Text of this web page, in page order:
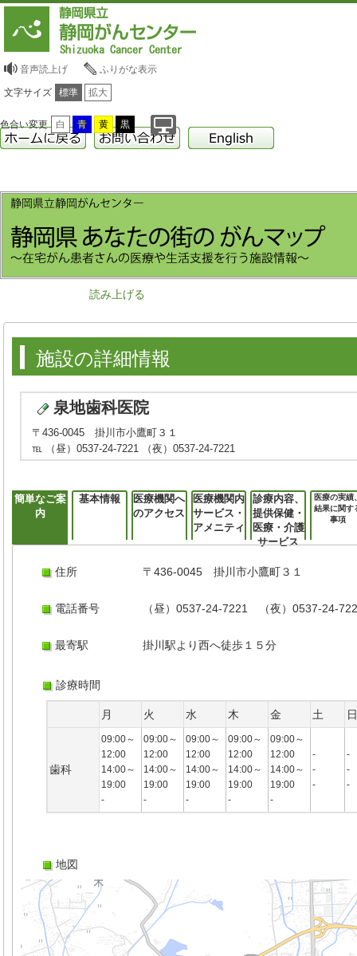
音声読上げ ふりがな表示
文字サイズ 標準 拡大
色合い変更 白 青 黄 黒
読み上げる
施設の詳細情報
泉地歯科医院
〒436-0045 掛川市小鷹町３１
℡ （昼）0537-24-7221 （夜）0537-24-7221
簡単なご案
内
基本情報
医療機関へ
のアクセス
医療機関内
サービス・
アメニティ
診療内容、
提供保健・
医療・介護
サービス
医療の実績
結果に関す
事項
住所 〒436-0045 掛川市小鷹町３１
電話番号 （昼）0537-24-7221 （夜）0537-24-
最寄駅 掛川駅より西へ徒歩１５分
診療時間
月 火 水 木 金 土
歯科
09:00～
12:00
14:00～
19:00
-
09:00～
12:00
14:00～
19:00
-
09:00～
12:00
14:00～
19:00
-
09:00～
12:00
14:00～
19:00
-
09:00～
12:00
14:00～
19:00
-
-
-
-
-
-
-
地図